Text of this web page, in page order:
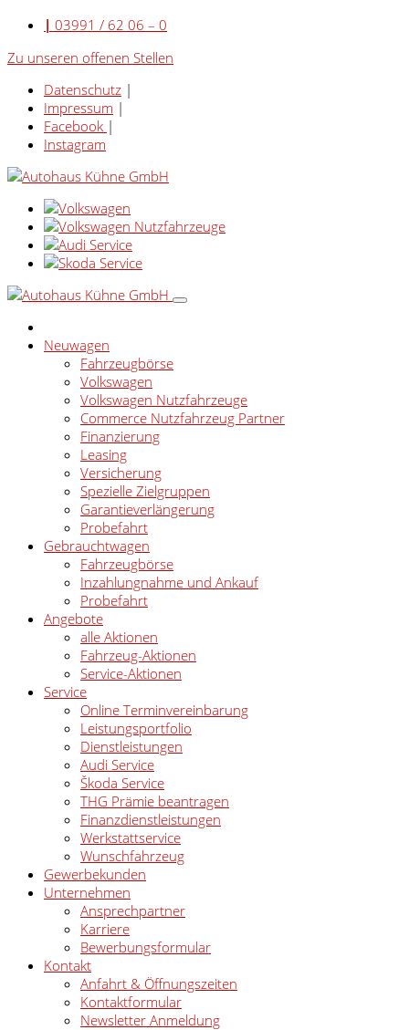
| 03991 / 62 06 – 0
Zu unseren offenen Stellen
Datenschutz |
Impressum |
Facebook |
Instagram
Neuwagen
Fahrzeugbörse
Volkswagen
Volkswagen Nutzfahrzeuge
Commerce Nutzfahrzeug Partner
Finanzierung
Leasing
Versicherung
Spezielle Zielgruppen
Garantieverlängerung
Probefahrt
Gebrauchtwagen
Fahrzeugbörse
Inzahlungnahme und Ankauf
Probefahrt
Angebote
alle Aktionen
Fahrzeug-Aktionen
Service-Aktionen
Service
Online Terminvereinbarung
Leistungsportfolio
Dienstleistungen
Audi Service
Škoda Service
THG Prämie beantragen
Finanzdienstleistungen
Werkstattservice
Wunschfahrzeug
Gewerbekunden
Unternehmen
Ansprechpartner
Karriere
Bewerbungsformular
Kontakt
Anfahrt & Öffnungszeiten
Kontaktformular
Newsletter Anmeldung